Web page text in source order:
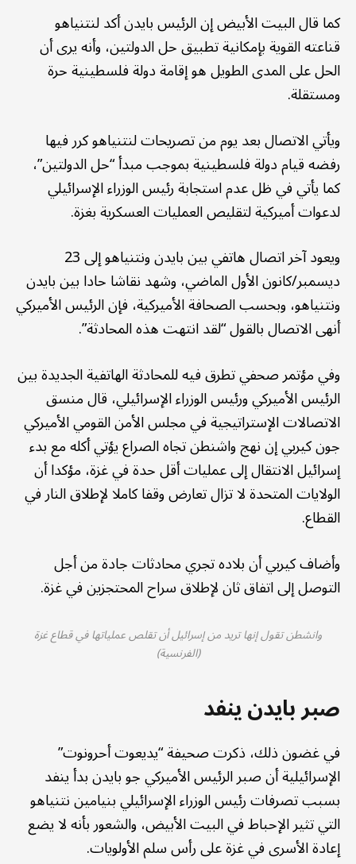
كما قال البيت الأبيض إن الرئيس بايدن أكد لنتنياهو
قناعته القوية بإمكانية تطبيق حل الدولتين، وأنه يرى أن
الحل على المدى الطويل هو إقامة دولة فلسطينية حرة
ومستقلة.
ويأتي الاتصال بعد يوم من تصريحات لنتنياهو كرر فيها
رفضه قيام دولة فلسطينية بموجب مبدأ “حل الدولتين”،
كما يأتي في ظل عدم استجابة رئيس الوزراء الإسرائيلي
لدعوات أميركية لتقليص العمليات العسكرية بغزة.
ويعود آخر اتصال هاتفي بين بايدن ونتنياهو إلى 23
ديسمبر/كانون الأول الماضي، وشهد نقاشا حادا بين بايدن
ونتنياهو، وبحسب الصحافة الأميركية، فإن الرئيس الأميركي
أنهى الاتصال بالقول “لقد انتهت هذه المحادثة”.
وفي مؤتمر صحفي تطرق فيه للمحادثة الهاتفية الجديدة بين
الرئيس الأميركي ورئيس الوزراء الإسرائيلي، قال منسق
الاتصالات الإستراتيجية في مجلس الأمن القومي الأميركي
جون كيربي إن نهج واشنطن تجاه الصراع يؤتي أكله مع بدء
إسرائيل الانتقال إلى عمليات أقل حدة في غزة، مؤكدا أن
الولايات المتحدة لا تزال تعارض وقفا كاملا لإطلاق النار في
القطاع.
وأضاف كيربي أن بلاده تجري محادثات جادة من أجل
التوصل إلى اتفاق ثان لإطلاق سراح المحتجزين في غزة.
وانشطن تقول إنها تريد من إسرائيل أن تقلص عملياتها في قطاع غزة
(الفرنسية)
صبر بايدن ينفد
في غضون ذلك، ذكرت صحيفة “يديعوت أحرونوت”
الإسرائيلية أن صبر الرئيس الأميركي جو بايدن بدأ ينفد
بسبب تصرفات رئيس الوزراء الإسرائيلي بنيامين نتنياهو
التي تثير الإحباط في البيت الأبيض، والشعور بأنه لا يضع
إعادة الأسرى في غزة على رأس سلم الأولويات.